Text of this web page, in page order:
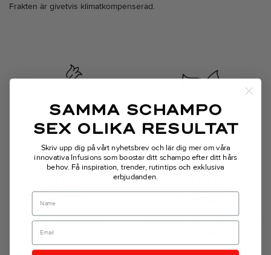
Frakten är givetvis klimatkompenserad.
Transparent Vegansk teknologi
Tillverkad i Sverige
35% återvunnen plast används
SAMMA SCHAMPO
SEX OLIKA RESULTAT
Skriv upp dig på vårt nyhetsbrev och lär dig mer om våra
innovativa Infusions som boostar ditt schampo efter ditt hårs
behov. Få inspiration, trender, rutintips och exklusiva
erbjudanden.
Name